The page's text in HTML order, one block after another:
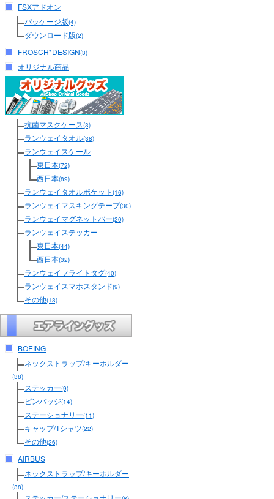
FSXアドオン
パッケージ版(4)
ダウンロード版(2)
FROSCH*DESIGN(3)
オリジナル商品
抗菌マスクケース(3)
ランウェイタオル(38)
ランウェイスケール
東日本(72)
西日本(89)
ランウェイタオルポケット (16)
ランウェイマスキングテープ(30)
ランウェイマグネットバー(20)
ランウェイステッカー
東日本(44)
西日本(32)
ランウェイフライトタグ(40)
ランウェイスマホスタンド(9)
その他(13)
BOEING
ネックストラップ/キーホルダー
(38)
ステッカー(9)
ピンバッジ(14)
ステーショナリー(11)
キャップ/Tシャツ(22)
その他(26)
AIRBUS
ネックストラップ/キーホルダー
(38)